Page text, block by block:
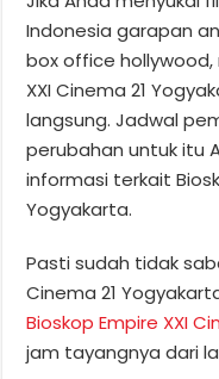
Indonesia garapan
box office hollywood,
XXI Cinema 21
langsung. Jadwal
perubahan untuk itu
informasi terkait
Yogyakarta.
Pasti sudah tidak
Cinema 21
Bioskop Empire XXI
jam tayangnya dari